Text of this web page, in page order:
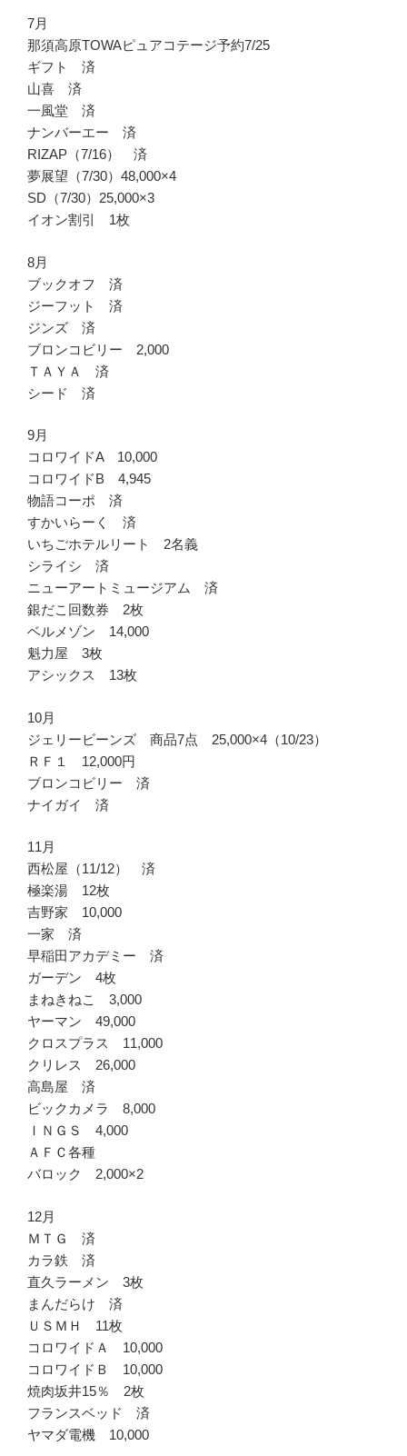
7月
那須高原TOWAピュアコテージ予約7/25
ギフト 済
山喜 済
一風堂 済
ナンバーエー 済
RIZAP（7/16） 済
夢展望（7/30）48,000×4
SD（7/30）25,000×3
イオン割引 1枚
8月
ブックオフ 済
ジーフット 済
ジンズ 済
ブロンコビリー 2,000
ＴＡＹＡ 済
シード 済
9月
コロワイドA 10,000
コロワイドB 4,945
物語コーポ 済
すかいらーく 済
いちごホテルリート 2名義
シライシ 済
ニューアートミュージアム 済
銀だこ回数券 2枚
ベルメゾン 14,000
魁力屋 3枚
アシックス 13枚
10月
ジェリービーンズ 商品7点 25,000×4（10/23）
ＲＦ１ 12,000円
ブロンコビリー 済
ナイガイ 済
11月
西松屋（11/12） 済
極楽湯 12枚
吉野家 10,000
一家 済
早稲田アカデミー 済
ガーデン 4枚
まねきねこ 3,000
ヤーマン 49,000
クロスプラス 11,000
クリレス 26,000
高島屋 済
ビックカメラ 8,000
ＩＮＧＳ 4,000
ＡＦＣ各種
バロック 2,000×2
12月
ＭＴＧ 済
カラ鉄 済
直久ラーメン 3枚
まんだらけ 済
ＵＳＭＨ 11枚
コロワイドＡ 10,000
コロワイドＢ 10,000
焼肉坂井15％ 2枚
フランスベッド 済
ヤマダ電機 10,000